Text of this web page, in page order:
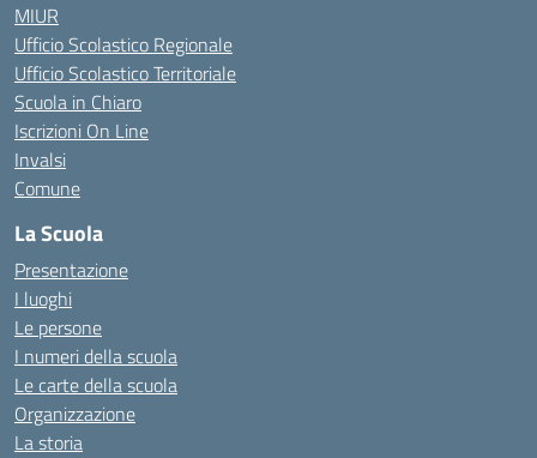
MIUR
Ufficio Scolastico Regionale
Ufficio Scolastico Territoriale
Scuola in Chiaro
Iscrizioni On Line
Invalsi
Comune
La Scuola
Presentazione
I luoghi
Le persone
I numeri della scuola
Le carte della scuola
Organizzazione
La storia